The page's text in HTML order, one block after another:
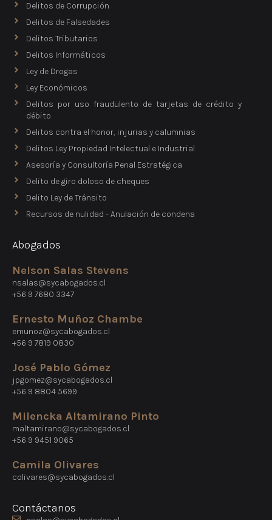
Delitos de Corrupción
Delitos de Falsedades
Delitos Tributarios
Delitos Informáticos
Ley de Drogas
Ley Económicos
Delitos por uso fraudulento de tarjetas de crédito y
débito
Delitos contra el honor, injurias y calumnias
Delitos Ley Propiedad Intelectual e Industrial
Asesoría y Consultoría Penal Estratégica
Delito de giro doloso de cheques
Delito Ley de Tránsito
Recursos de nulidad - Anulación de condena
Abogados
Nelson Salas Stevens
nsalas@sycabogados.cl
+56 9 7680 3347
Ernesto Muñoz Chambe
emunoz@sycabogados.cl
+56 9 7819 0830
José Pablo Gómez
jpgomez@sycabogados.cl
+56 9 8804 5699
Milencka Altamirano Pinto
maltamirano@sycabogados.cl
+56 9 9451 9065
Camila Olivares
colivares@sycabogados.cl
Contáctanos